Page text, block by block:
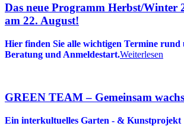
Das neue Programm Herbst/Winter
am 22. August!
Hier finden Sie alle wichtigen Termine
Beratung und Anmeldestart.Weiterlesen
GREEN TEAM – Gemeinsam
Ein interkultuelles Garten - & Kunstprojekt